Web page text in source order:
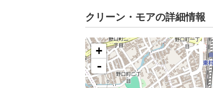
クリーン・モアの詳細情報
+
-